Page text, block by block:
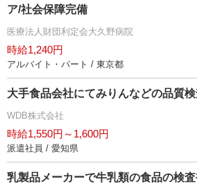
ア/社会保障完備
医療法人財団利定会大久野病院
時給1,240円
アルバイト・パート / 東京都
大手食品会社にてみりんなどの品質
WDB株式会社
時給1,550円～1,600円
派遣社員 / 愛知県
乳製品メーカーで牛乳類の食品の検